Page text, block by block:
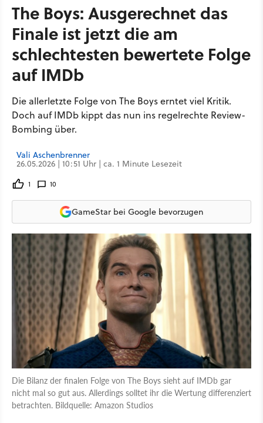
The Boys: Ausgerechnet das
Finale ist jetzt die am
schlechtesten bewertete Folge
auf IMDb
Die allerletzte Folge von The Boys erntet viel Kritik.
Doch auf IMDb kippt das nun ins regelrechte Review-
Bombing über.
Vali Aschenbrenner
26.05.2026 | 10:51 Uhr | ca. 1 Minute Lesezeit
1 10
GameStar bei Google bevorzugen
Die Bilanz der finalen Folge von The Boys sieht auf IMDb gar
nicht mal so gut aus. Allerdings solltet ihr die Wertung differenziert
betrachten. Bildquelle: Amazon Studios